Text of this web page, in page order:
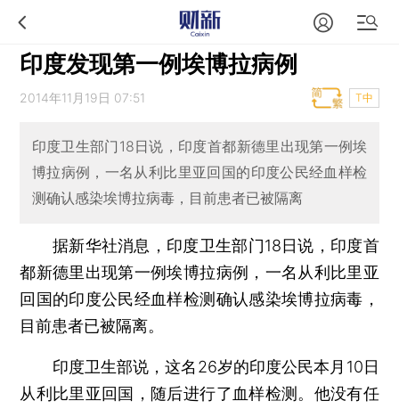
印度发现第一例埃博拉病例
2014年11月19日 07:51 T中
印度卫生部门18日说，印度首都新德里出现第一例埃
博拉病例，一名从利比里亚回国的印度公民经血样检
测确认感染埃博拉病毒，目前患者已被隔离
据新华社消息，印度卫生部门18日说，印度首
都新德里出现第一例埃博拉病例，一名从利比里亚
回国的印度公民经血样检测确认感染埃博拉病毒，
目前患者已被隔离。
印度卫生部说，这名26岁的印度公民本月10日
从利比里亚回国，随后进行了血样检测。他没有任